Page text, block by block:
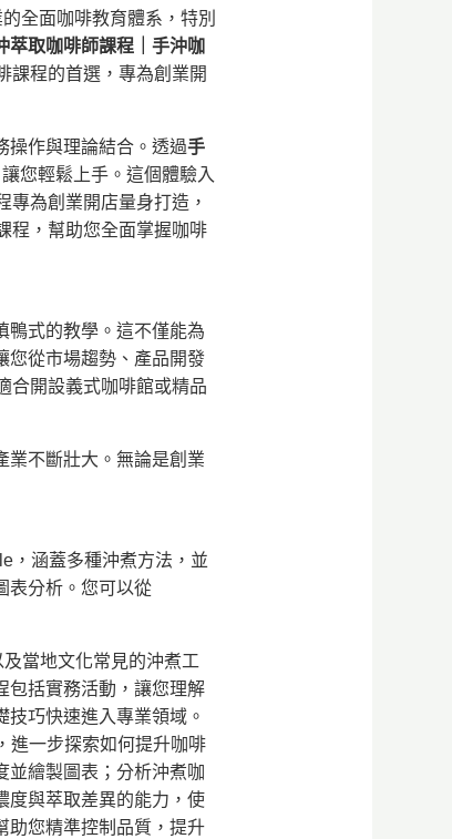
全面咖啡教育體系，特別
萃取咖啡師課程｜手沖咖
課程的首選，專為創業開
操作與理論結合。透過手
您輕鬆上手。這個體驗入
為創業開店量身打造，
程，幫助您全面掌握咖啡
鴨式的教學。這不僅能為
您從市場趨勢、產品開發
合開設義式咖啡館或精品
業不斷壯大。無論是創業
，涵蓋多種沖煮方法，並
表分析。您可以從
當地文化常見的沖煮工
包括實務活動，讓您理解
巧快速進入專業領域。
進一步探索如何提升咖啡
並繪製圖表；分析沖煮咖
度與萃取差異的能力，使
助您精準控制品質，提升